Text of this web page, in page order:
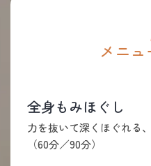
メニ
全身もみほぐし
力を抜いて深くほぐれる
（60分／90分）